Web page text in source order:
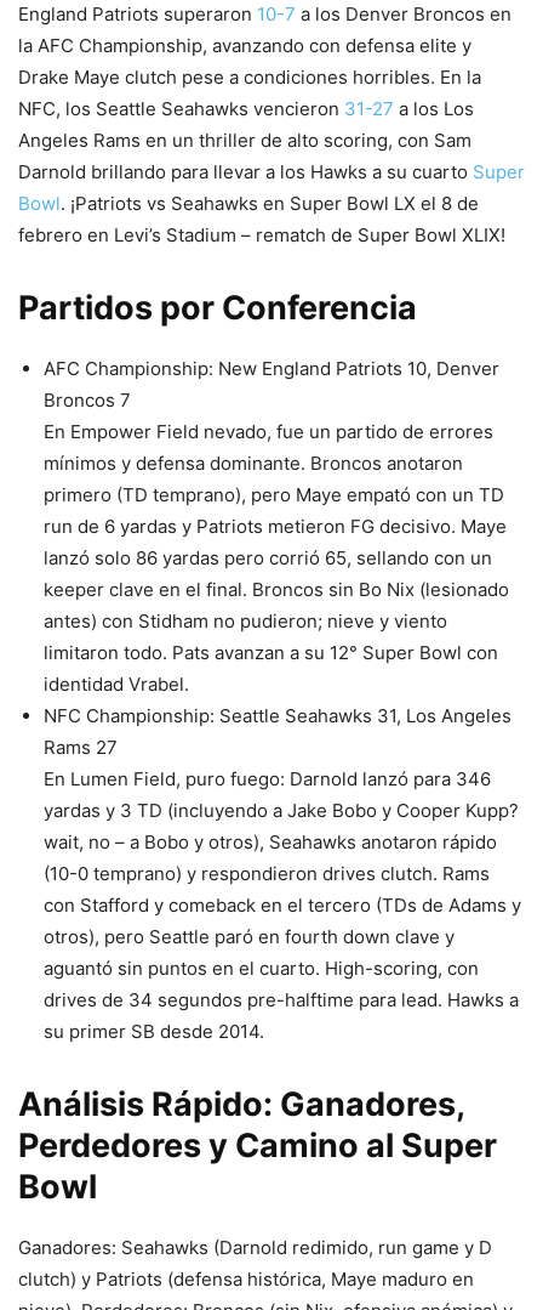
England Patriots superaron 10-7 a los Denver Broncos en
la AFC Championship, avanzando con defensa elite y
Drake Maye clutch pese a condiciones horribles. En la
NFC, los Seattle Seahawks vencieron 31-27 a los Los
Angeles Rams en un thriller de alto scoring, con Sam
Darnold brillando para llevar a los Hawks a su cuarto Super
Bowl. ¡Patriots vs Seahawks en Super Bowl LX el 8 de
febrero en Levi’s Stadium – rematch de Super Bowl XLIX!
Partidos por Conferencia
AFC Championship: New England Patriots 10, Denver
Broncos 7
En Empower Field nevado, fue un partido de errores
mínimos y defensa dominante. Broncos anotaron
primero (TD temprano), pero Maye empató con un TD
run de 6 yardas y Patriots metieron FG decisivo. Maye
lanzó solo 86 yardas pero corrió 65, sellando con un
keeper clave en el final. Broncos sin Bo Nix (lesionado
antes) con Stidham no pudieron; nieve y viento
limitaron todo. Pats avanzan a su 12° Super Bowl con
identidad Vrabel.
NFC Championship: Seattle Seahawks 31, Los Angeles
Rams 27
En Lumen Field, puro fuego: Darnold lanzó para 346
yardas y 3 TD (incluyendo a Jake Bobo y Cooper Kupp?
wait, no – a Bobo y otros), Seahawks anotaron rápido
(10-0 temprano) y respondieron drives clutch. Rams
con Stafford y comeback en el tercero (TDs de Adams y
otros), pero Seattle paró en fourth down clave y
aguantó sin puntos en el cuarto. High-scoring, con
drives de 34 segundos pre-halftime para lead. Hawks a
su primer SB desde 2014.
Análisis Rápido: Ganadores,
Perdedores y Camino al Super
Bowl
Ganadores: Seahawks (Darnold redimido, run game y D
clutch) y Patriots (defensa histórica, Maye maduro en